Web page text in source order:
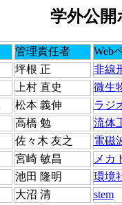
学外公開
管理責任者
Web
坪根 正
非線
上村 直史
微生
松本 義伸
ラジ
高橋 勉
流体
佐々木 友之
電磁
宮崎 敏昌
メカ
池田 隆明
環境
大沼 清
stem